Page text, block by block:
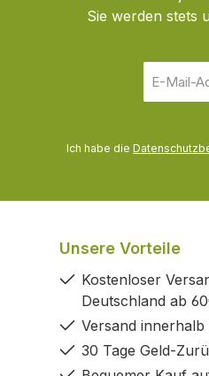
Sie werden stets
Mail-
Ich habe die
Unsere Vorteile
Kostenloser
Deutschland ab
Versand
30 Tage Geld-